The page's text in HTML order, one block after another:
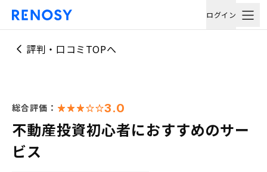
ログイン
評判・口コミTOPへ
総合評価： 3.0
不動産投資初心者におすすめのサー
ビス